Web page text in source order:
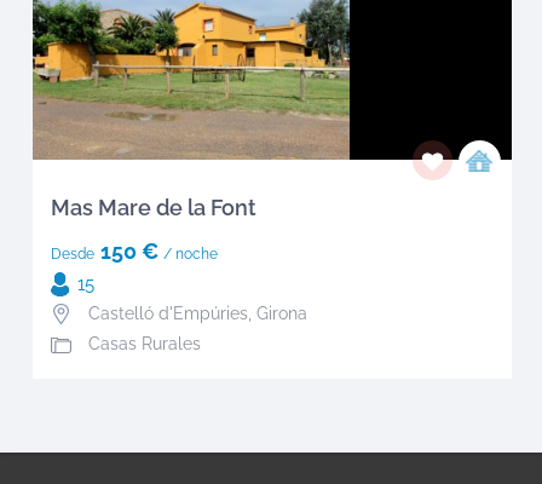
Mas Mare de la Font
Desde 150 € / noche
15
Castelló d'Empúries, Girona
Casas Rurales